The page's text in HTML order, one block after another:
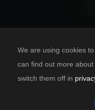
Copyright 2021 Casa
We are using cookies
can find out more
switch them off in